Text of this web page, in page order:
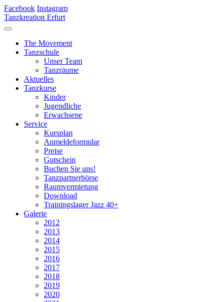
Facebook Instagram
Tanzkreation Erfurt
The Movement
Tanzschule
Unser Team
Tanzräume
Aktuelles
Tanzkurse
Kinder
Jugendliche
Erwachsene
Service
Kursplan
Anmeldeformular
Preise
Gutschein
Buchen Sie uns!
Tanzpartnerbörse
Raumvermietung
Download
Trainingslager Jazz 40+
Galerie
2012
2013
2014
2015
2016
2017
2018
2019
2020